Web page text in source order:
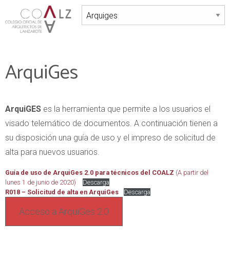
ArquiGes
ArquiGES es la herramienta que permite a los usuarios el
visado telemático de documentos. A continuación tienen a
su disposición una guía de uso y el impreso de solicitud de
alta para nuevos usuarios.
Guía de uso de ArquiGes 2.0 para técnicos del COALZ (A partir del
lunes 1 de junio de 2020)
Descarga
R018 – Solicitud de alta en ArquiGes
Descarga
Acceso a ArquiGes 2.0